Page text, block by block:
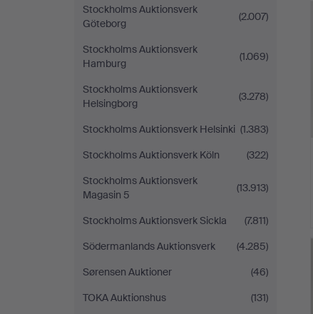
Stockholms Auktionsverk
Göteborg
(2.007)
Stockholms Auktionsverk
Hamburg
(1.069)
Stockholms Auktionsverk
Helsingborg
(3.278)
Stockholms Auktionsverk Helsinki (1.383)
Stockholms Auktionsverk Köln
(322)
Stockholms Auktionsverk
Magasin 5
(13.913)
Stockholms Auktionsverk Sickla
(7.811)
Södermanlands Auktionsverk
(4.285)
Sørensen Auktioner
(46)
TOKA Auktionshus
(131)